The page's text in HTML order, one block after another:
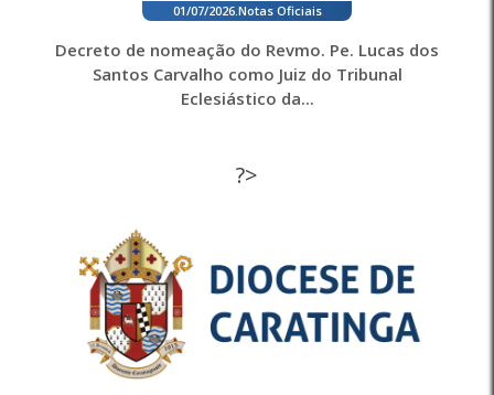
01/07/2026. Notas Oficiais
Decreto de nomeação do Revmo. Pe. Lucas dos
Santos Carvalho como Juiz do Tribunal
Eclesiástico da...
?>